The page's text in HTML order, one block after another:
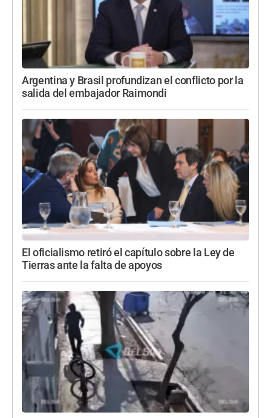
Argentina y Brasil profundizan el conflicto por la
salida del embajador Raimondi
El oficialismo retiró el capítulo sobre la Ley de
Tierras ante la falta de apoyos